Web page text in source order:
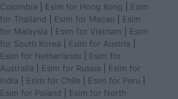
Colombia
Esim for Hong Kong
Esim
for Thailand
Esim for Macau
Esim
for Malaysia
Esim for Vietnam
Esim
for South Korea
Esim for Austria
Esim for Netherlands
Esim for
Australia
Esim for Russia
Esim for
India
Esim for Chile Esim for Peru
Esim for Poland
Esim for North